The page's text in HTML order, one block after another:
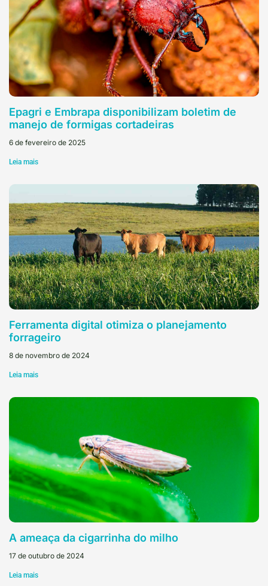
Epagri e Embrapa disponibilizam boletim de
manejo de formigas cortadeiras
6 de fevereiro de 2025
Leia mais
Ferramenta digital otimiza o planejamento
forrageiro
8 de novembro de 2024
Leia mais
A ameaça da cigarrinha do milho
17 de outubro de 2024
Leia mais